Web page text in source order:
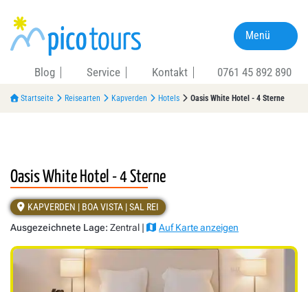
Blog Service Kontakt 0761 45 892 890
Menü
Startseite Reisearten Kapverden Hotels Oasis White Hotel - 4 Sterne
Oasis White Hotel - 4 Sterne
KAPVERDEN | BOA VISTA | SAL REI
Ausgezeichnete Lage: Zentral | Auf Karte anzeigen